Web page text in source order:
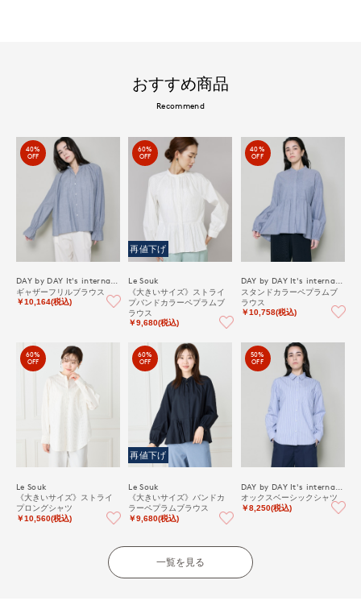
おすすめ商品
Recommend
40%
OFF
ギャザーフリルブラウス
￥10,164(税込)
60%
OFF
再値下げ
Le Souk
《大きいサイズ》ストライ
プバンドカラーペプラムブ
ラウス
￥9,680(税込)
40%
OFF
スタンドカラーペプラムブ
ラウス
￥10,758(税込)
60%
OFF
Le Souk
《大きいサイズ》ストライ
プロングシャツ
￥10,560(税込)
60%
OFF
再値下げ
Le Souk
《大きいサイズ》バンドカ
ラーペプラムブラウス
￥9,680(税込)
50%
OFF
オックスベーシックシャツ
￥8,250(税込)
一覧を見る